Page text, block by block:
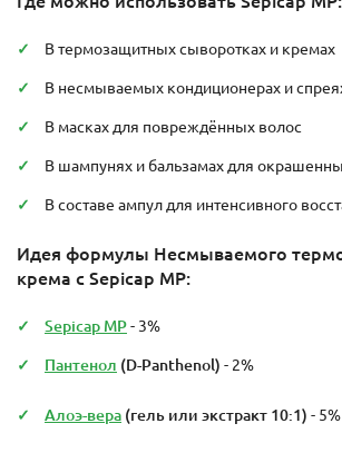
В термозащитных сыворотках и кремах
В несмываемых кондиционерах и
В масках для повреждённых волос
В шампунях и бальзамах для
В составе ампул для интенсивного
Идея формулы Несмываемого
крема с Sepicap MP:
Sepicap MP- 3%
Пантенол (D-Panthenol) - 2%
Алоэ-вера (гель или экстракт 10:1) - 5%